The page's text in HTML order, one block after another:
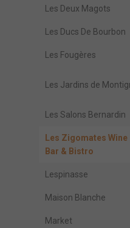
Les Deux Magots
Les Ducs De Bourbon
Les Fougères
Les Jardins de
Les Salons Bernardin
Les Zigomates Wine
Bar & Bistro
Lespinasse
Maison Blanche
Market